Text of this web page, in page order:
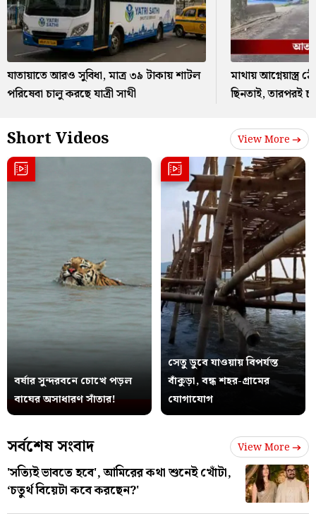
যাতায়াতে আরও সুবিধা, মাত্র ৩৯ টাকায় শাটল
পরিষেবা চালু করছে যাত্রী সাথী
মাথায় আগ্নেয়াস্ত্র
ছিনতাই, তারপরই
Short Videos View More
বর্ষার সুন্দরবনে চোখে পড়ল
বাঘের অসাধারণ সাঁতার!
সেতু ডুবে যাওয়ায় বিপর্যস্ত
বাঁকুড়া, বন্ধ শহর-গ্রামের
যোগাযোগ
সর্বশেষ সংবাদ View More
'সত্যিই ভাবতে হবে', আমিরের কথা শুনেই খোঁটা,
‘চতুর্থ বিয়েটা কবে করছেন?'